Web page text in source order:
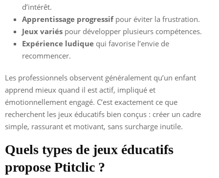
d’intérêt.
Apprentissage progressifpour éviter la frustration.
Jeux variés pour développer plusieurs compétences.
Expérience ludique qui favorise l’envie de
recommencer.
Les professionnels observent généralement qu’un enfant
apprend mieux quand il est actif, impliqué et
émotionnellement engagé. C’est exactement ce que
recherchent les jeux éducatifs bien conçus : créer un cadre
simple, rassurant et motivant, sans surcharge inutile.
Quels types de jeux éducatifs
propose Ptitclic ?